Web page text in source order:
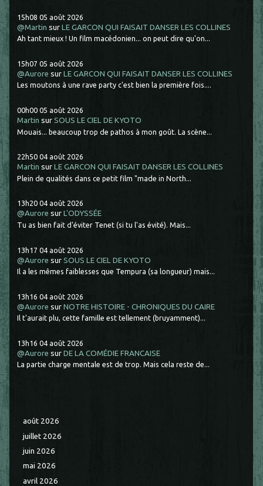
15h08 05 août 2026
@Martin surLE GARCON QUI FAISAIT DANSER LES COLLINES
Ah tant mieux ! Un film macédonien... on peut dire qu'on...
15h07 05 août 2026
@Aurore surLE GARCON QUI FAISAIT DANSER LES COLLINES
Les moutons à une rave party c'est bien la première fois....
00h00 05 août 2026
Martin surSOUS LE CIEL DE KYOTO
Mouais... beaucoup trop de pathos à mon goût. La scène...
22h50 04 août 2026
Martin surLE GARCON QUI FAISAIT DANSER LES COLLINES
Plein de qualités dans ce petit film "made in North...
13h20 04 août 2026
@Aurore surL'ODYSSÉE
Tu as bien fait d'éviter Tenet (si tu l'as évité). Mais...
13h17 04 août 2026
@Aurore surSOUS LE CIEL DE KYOTO
Il a les mêmes faiblesses que Tempura (sa longueur) mais...
13h16 04 août 2026
@Aurore surNOTRE HISTOIRE - CHRONIQUES DU CAIRE
Il t'aurait plu, cette famille est tellement (bruyamment)...
13h16 04 août 2026
@Aurore surDE LA COMÉDIE FRANCAISE
La partie charge mentale est de trop. Mais cela reste de...
août 2026
juillet 2026
juin 2026
mai 2026
avril 2026